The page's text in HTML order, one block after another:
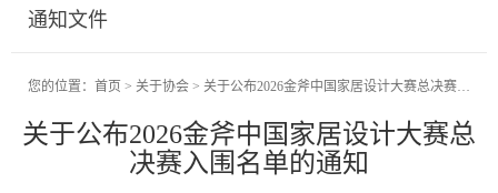
通知文件
您的位置： 首页 > 关于协会 > 关于公布2026金斧中国家居设计大赛总决赛入围名单的通知
关于公布2026金斧中国家居设计大赛总
决赛入围名单的通知